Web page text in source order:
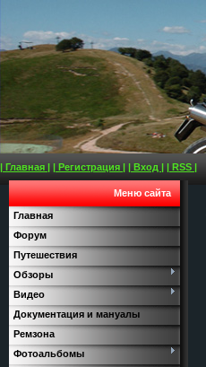
| Главная | | Регистрация | | Вход | | RSS |
Меню сайта
Главная
Форум
Путешествия
Обзоры
Видео
Документация и мануалы
Ремзона
Фотоальбомы